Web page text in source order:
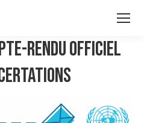
rendu officiel